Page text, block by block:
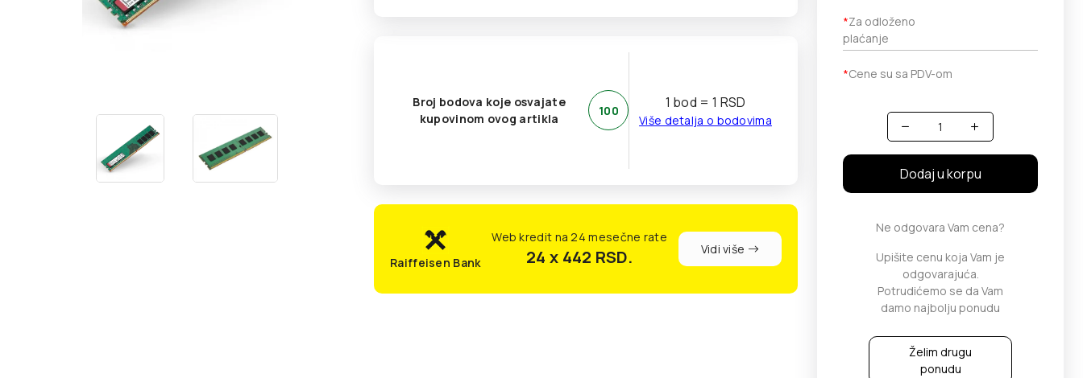
Broj bodova koje osvajate
kupovinom ovog artikla
100 1 bod = 1 RSD
Više detalja o bodovima
Raiffeisen Bank
Web kredit na 24 mesečne rate
24 x 442 RSD. Vidi više
*Za odloženo
plaćanje
*Cene su sa PDV-om
Količina
Dodaj u korpu
Ne odgovara Vam cena?
Upišite cenu koja Vam je
odgovarajuća.
Potrudićemo se da Vam
damo najbolju ponudu
Želim drugu
ponudu